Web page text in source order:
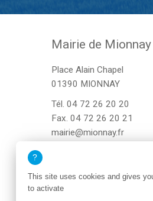
Mairie de Mionnay
Place Alain Chapel
01390 MIONNAY
Tél.04 72 26 20 20
Fax. 04 72 26 20 21
mairie@mionnay.fr
This site uses cookies and gives
to activate